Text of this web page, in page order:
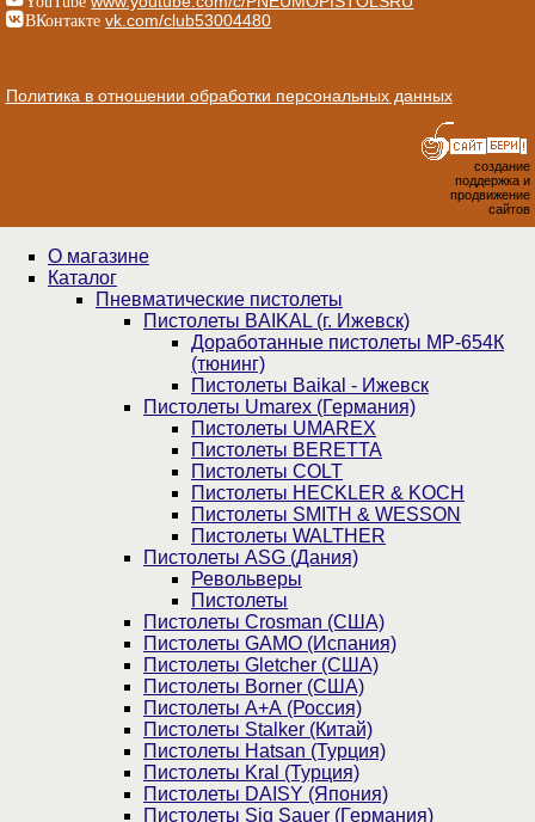
ВКонтакте vk.com/club53004480
Политика в отношении обработки персональных данных
создание
поддержка и
продвижение
сайтов
О магазине
Каталог
Пнев­ма­ти­чес­кие пистолеты
Пистолеты BAIKAL (г. Ижевск)
Доработанные пистолеты МР-654К
(тюнинг)
Пистолеты Baikal - Ижевск
Пистолеты Umarex (Германия)
Пистолеты UMAREX
Пистолеты BERETTA
Пистолеты COLT
Пистолеты HECKLER & KOCH
Пистолеты SMITH & WESSON
Пистолеты WALTHER
Пистолеты ASG (Дания)
Револьверы
Пистолеты
Пистолеты Crosman (США)
Пистолеты GAMO (Испания)
Пистолеты Gletcher (США)
Пистолеты Borner (США)
Пистолеты А+А (Россия)
Пистолеты Stalker (Китай)
Пистолеты Hatsan (Турция)
Пистолеты Kral (Турция)
Пистолеты DAISY (Япония)
Пистолеты Sig Sauer (Германия)